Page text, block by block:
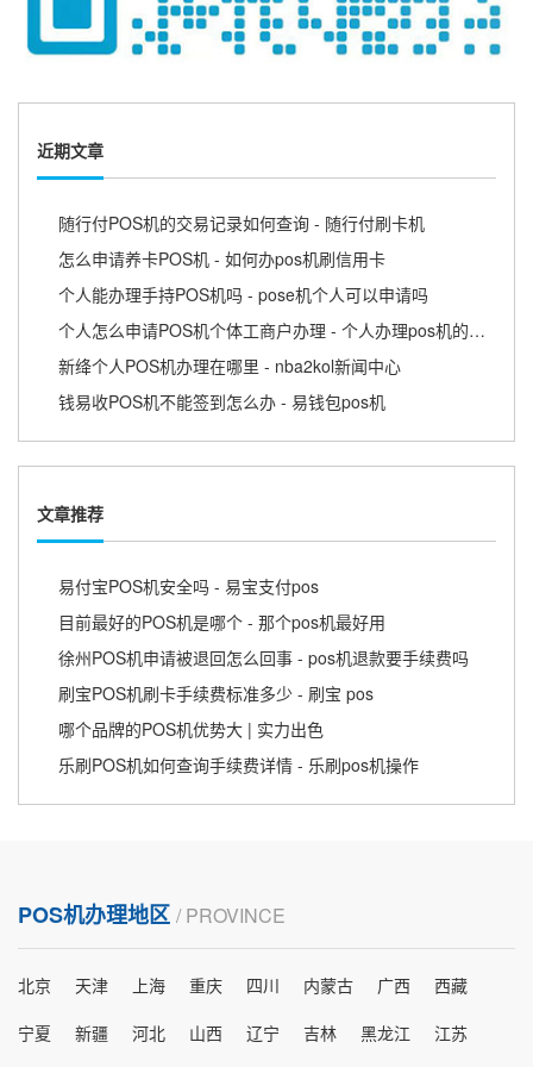
近期文章
随行付POS机的交易记录如何查询 - 随行付刷卡机
怎么申请养卡POS机 - 如何办pos机刷信用卡
个人能办理手持POS机吗 - pose机个人可以申请吗
个人怎么申请POS机个体工商户办理 - 个人办理pos机的流程
新绛个人POS机办理在哪里 - nba2kol新闻中心
钱易收POS机不能签到怎么办 - 易钱包pos机
文章推荐
易付宝POS机安全吗 - 易宝支付pos
目前最好的POS机是哪个 - 那个pos机最好用
徐州POS机申请被退回怎么回事 - pos机退款要手续费吗
刷宝POS机刷卡手续费标准多少 - 刷宝 pos
哪个品牌的POS机优势大 | 实力出色
乐刷POS机如何查询手续费详情 - 乐刷pos机操作
POS机办理地区 / PROVINCE
北京 天津 上海 重庆 四川 内蒙古 广西
西藏
宁夏
新疆 河北 山西 辽宁 吉林 黑龙江 江苏